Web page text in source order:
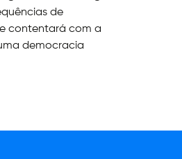
de
contentará com a
democracia